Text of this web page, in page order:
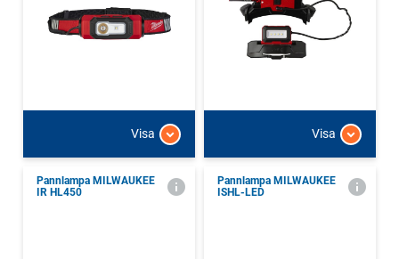
Visa Visa
Pannlampa MILWAUKEE
IR HL450
Pannlampa MILWAUKEE
ISHL-LED